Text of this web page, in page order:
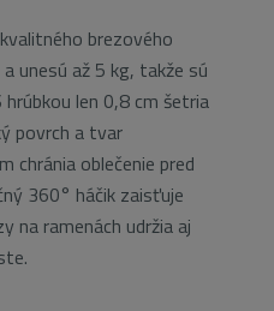
brezového
unesú až 5 kg, takže sú
hrúbkou len 0,8 cm šetria
povrch a tvar
chránia oblečenie pred
360° háčik zaisťuje
na ramenách udržia aj